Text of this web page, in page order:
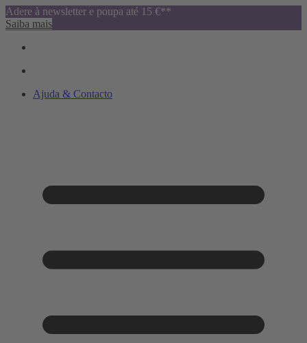
Adere à newsletter e poupa até 15 €**
Saiba mais
Ajuda & Contacto